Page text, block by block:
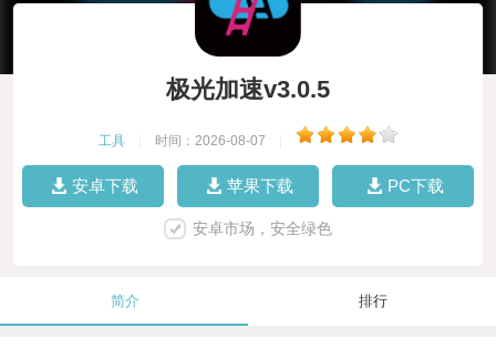
极光加速v3.0.5
工具 时间：2026-08-07
安卓下载 苹果下载 PC下载
安卓市场，安全绿色
简介 排行